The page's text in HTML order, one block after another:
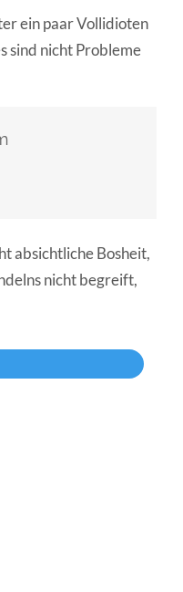
ein paar Vollidioten
sind nicht Probleme
absichtliche Bosheit,
nicht begreift,